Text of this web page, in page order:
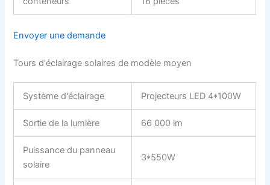
Envoyer une demande
Tours d'éclairage solaires de modèle moyen
Système d'éclairage Projecteurs LED 4*100W
Sortie de la lumière 66 000 lm
Puissance du panneau
solaire
3*550W